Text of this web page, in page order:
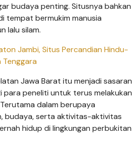
budaya penting. Situsnya bahkan
tempat bermukim manusia
lalu silam.
Jambi, Situs Percandian Hindu-
Tenggara
Jawa Barat itu menjadi sasaran
para peneliti untuk terus melakukan
dalam berupaya
budaya, serta aktivitas-aktivitas
hidup di lingkungan perbukitan